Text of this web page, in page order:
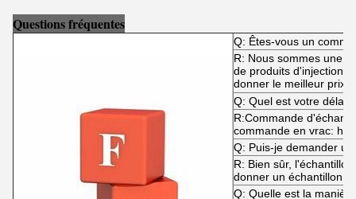
Questions fréquentes
Q: Êtes-vous un
R: Nous sommes une
de produits d'injection
donner le meilleur prix
Q: Quel est votre délai
R:Commande
commande en vrac:
Q: Puis-je demander
R: Bien sûr,
donner un échantillon
Q: Quelle est la